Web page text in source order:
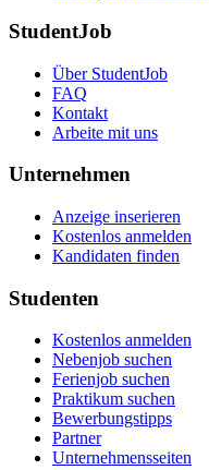
StudentJob
Über StudentJob
FAQ
Kontakt
Arbeite mit uns
Unternehmen
Anzeige inserieren
Kostenlos anmelden
Kandidaten finden
Studenten
Kostenlos anmelden
Nebenjob suchen
Ferienjob suchen
Praktikum suchen
Bewerbungstipps
Partner
Unternehmensseiten